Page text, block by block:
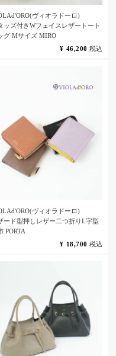
ヴィオラドーロ)
ッズ付きWフェイスレザートート
グ Mサイズ MIRO
¥ 46,200 税込
ヴィオラドーロ)
ード型押しレザー二つ折りL字型
PORTA
¥ 18,700 税込